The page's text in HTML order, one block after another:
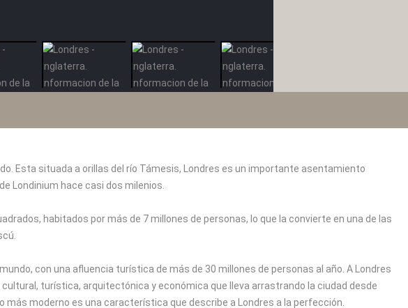
Esta situada a orillas del río Támesis, Londres es un importante asentamiento
Londinium hace casi dos milenios.
habitados por más de 7 millones de personas, lo que la convierte en una de las
con una afluencia turística de más de 30 millones de personas al año. A Londres
turística, arquitectónica y económica que lleva arrastrando la ciudad desde
más moderno es una característica que describe a Londres a la perfección.